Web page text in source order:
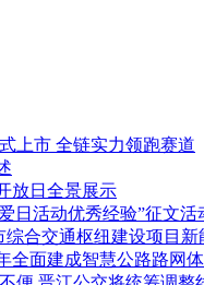
上市 全链实力领跑赛道
放日全景展示
日活动优秀经验”征文活
综合交通枢纽建设项目
全面建成智慧公路路网